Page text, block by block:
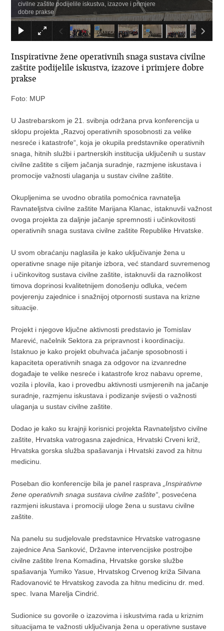
civilne zaštite podijelile iskustva, izazove i primjere
dobre prakse
Inspirativne žene operativnih snaga sustava civilne
zaštite podijelile iskustva, izazove i primjere dobre
prakse
Foto: MUP
U Jastrebarskom je 21. svibnja održana prva konferencija u
sklopu projekta „Razvoj operativnih sposobnosti za velike
nesreće i katastrofe“, koja je okupila predstavnike operativnih
snaga, hitnih službi i partnerskih institucija uključenih u sustav
civilne zaštite s ciljem jačanja suradnje, razmjene iskustava i
promocije važnosti ulaganja u sustav civilne zaštite.
Okupljenima se uvodno obratila pomoćnica ravnatelja
Ravnateljstva civilne zaštite Marijana Klanac, istaknuvši važnost
ovoga projekta za daljnje jačanje spremnosti i učinkovitosti
operativnih snaga sustava civilne zaštite Republike Hrvatske.
U svom obraćanju naglasila je kako uključivanje žena u
operativne snage nije pitanje izbora, već standard suvremenog
i učinkovitog sustava civilne zaštite, istaknuvši da raznolikost
timova doprinosi kvalitetnijem donošenju odluka, većem
povjerenju zajednice i snažnijoj otpornosti sustava na krizne
situacije.
Projekt i njegove ključne aktivnosti predstavio je Tomislav
Marević, načelnik Sektora za pripravnost i koordinaciju.
Istaknuo je kako projekt obuhvaća jačanje sposobnosti i
kapaciteta operativnih snaga za odgovor na izvanredne
događaje te velike nesreće i katastrofe kroz nabavu opreme,
vozila i plovila, kao i provedbu aktivnosti usmjerenih na jačanje
suradnje, razmjenu iskustava i podizanje svijesti o važnosti
ulaganja u sustav civilne zaštite.
Dodao je kako su krajnji korisnici projekta Ravnateljstvo civilne
zaštite, Hrvatska vatrogasna zajednica, Hrvatski Crveni križ,
Hrvatska gorska služba spašavanja i Hrvatski zavod za hitnu
medicinu.
Poseban dio konferencije bila je panel rasprava
„Inspirativne
žene operativnih snaga sustava civilne zaštite“ , posvećena
razmjeni iskustava i promociji uloge žena u sustavu civilne
zaštite.
Na panelu su sudjelovale predstavnice Hrvatske vatrogasne
zajednice Ana Sanković, Državne intervencijske postrojbe
civilne zaštite Irena Komadina, Hrvatske gorske službe
spašavanja Yumiko Yasue, Hrvatskog Crvenog križa Silvana
Radovanović te Hrvatskog zavoda za hitnu medicinu dr. med.
spec. Ivana Marelja Cindrić.
Sudionice su govorile o izazovima i iskustvima rada u kriznim
situacijama te važnosti uključivanja žena u operativne sustave